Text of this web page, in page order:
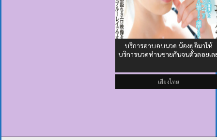
บริการอาบอบนวด น้องยูอิมาให้
บริการนวดท่านชายกันจนตัวลอยเล
เสียงไทย